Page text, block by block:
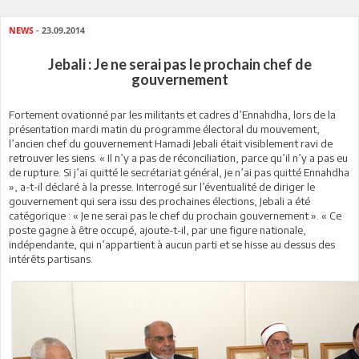
NEWS - 23.09.2014
Jebali : Je ne serai pas le prochain chef de
gouvernement
Fortement ovationné par les militants et cadres d’Ennahdha, lors de la
présentation mardi matin du programme électoral du mouvement,
l’ancien chef du gouvernement Hamadi Jebali était visiblement ravi de
retrouver les siens. « Il n’y a pas de réconciliation, parce qu’il n’y a pas eu
de rupture. Si j’ai quitté le secrétariat général, je n’ai pas quitté Ennahdha
», a-t-il déclaré à la presse. Interrogé sur l’éventualité de diriger le
gouvernement qui sera issu des prochaines élections, Jebali a été
catégorique : « Je ne serai pas le chef du prochain gouvernement ». « Ce
poste gagne à être occupé, ajoute-t-il, par une figure nationale,
indépendante, qui n’appartient à aucun parti et se hisse au dessus des
intérêts partisans.